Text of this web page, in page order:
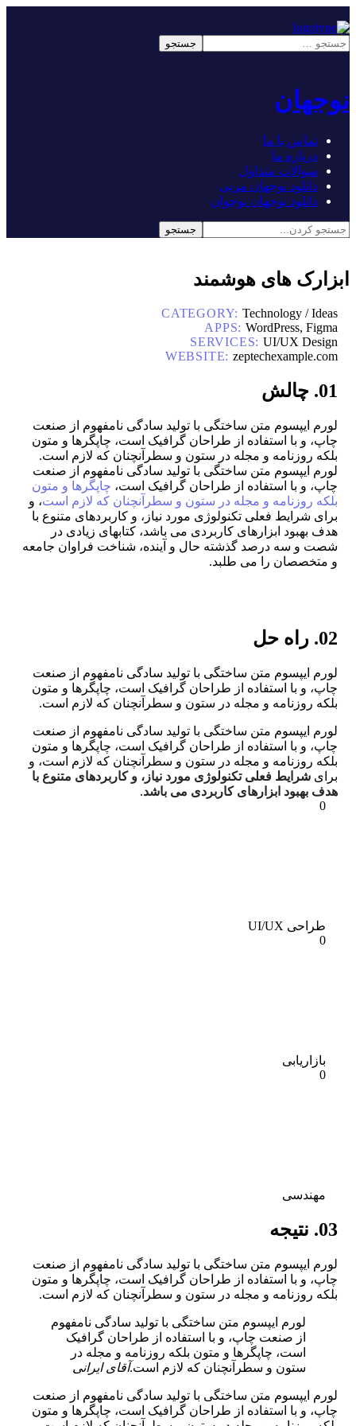
نوجهان
تماس با ما
درباره ما
سوالات متداول
دانلود نوجهان مربی
دانلود نوجهان نوجوان
ابزارک های هوشمند
CATEGORY:Technology / Ideas
APPS:WordPress, Figma
SERVICES:UI/UX Design
WEBSITE:zeptechexample.com
01. چالش
لورم ایپسوم متن ساختگی با تولید سادگی نامفهوم از صنعت
چاپ، و با استفاده از طراحان گرافیک است، چاپگرها و متون
بلکه روزنامه و مجله در ستون و سطرآنچنان که لازم است.
لورم ایپسوم متن ساختگی با تولید سادگی نامفهوم از صنعت
چاپ، و با استفاده از طراحان گرافیک است،چاپگرها و متون
بلکه روزنامه و مجله در ستون و سطرآنچنان که لازم است، و
برای شرایط فعلی تکنولوژی مورد نیاز، و کاربردهای متنوع با
هدف بهبود ابزارهای کاربردی می باشد، کتابهای زیادی در
شصت و سه درصد گذشته حال و آینده، شناخت فراوان جامعه
و متخصصان را می طلبد.
02. راه حل
لورم ایپسوم متن ساختگی با تولید سادگی نامفهوم از صنعت
چاپ، و با استفاده از طراحان گرافیک است، چاپگرها و متون
بلکه روزنامه و مجله در ستون و سطرآنچنان که لازم است.
لورم ایپسوم متن ساختگی با تولید سادگی نامفهوم از صنعت
چاپ، و با استفاده از طراحان گرافیک است، چاپگرها و متون
بلکه روزنامه و مجله در ستون و سطرآنچنان که لازم است، و
برایشرایط فعلی تکنولوژی مورد نیاز، و کاربردهای متنوع با
هدف بهبود ابزارهای کاربردی می باشد.
0
طراحی UI/UX
0
بازاریابی
0
مهندسی
03. نتیجه
لورم ایپسوم متن ساختگی با تولید سادگی نامفهوم از صنعت
چاپ، و با استفاده از طراحان گرافیک است، چاپگرها و متون
بلکه روزنامه و مجله در ستون و سطرآنچنان که لازم است.
لورم ایپسوم متن ساختگی با تولید سادگی نامفهوم
از صنعت چاپ، و با استفاده از طراحان گرافیک
است، چاپگرها و متون بلکه روزنامه و مجله در
ستون و سطرآنچنان که لازم است.آقای ایرانی
لورم ایپسوم متن ساختگی با تولید سادگی نامفهوم از صنعت
چاپ، و با استفاده از طراحان گرافیک است، چاپگرها و متون